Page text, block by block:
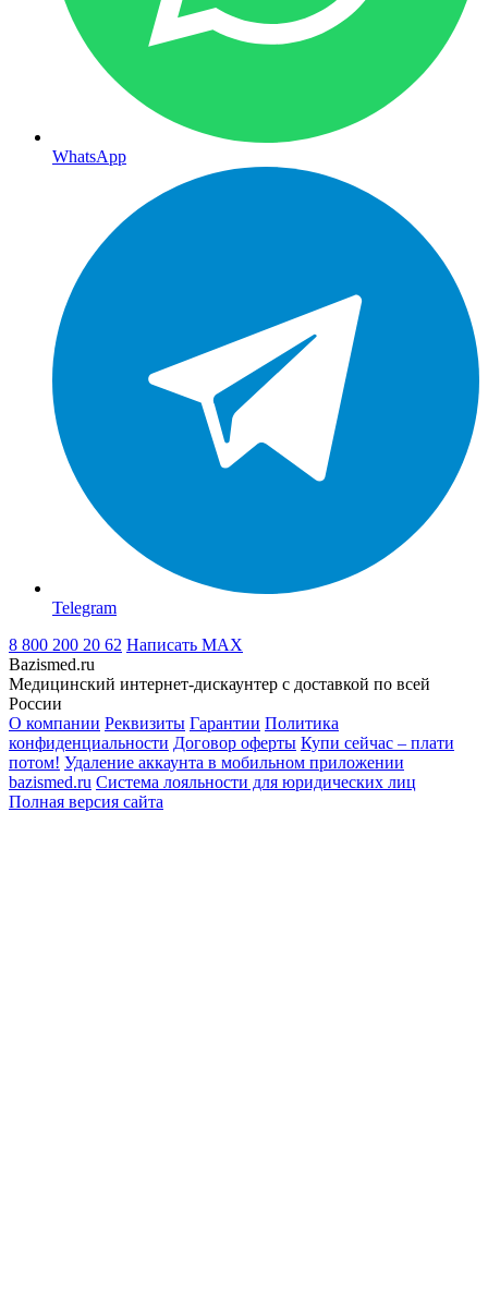
WhatsApp
Telegram
8 800 200 20 62 Написать MAX
Bazismed.ru
Медицинский интернет-дискаунтер с доставкой по всей
России
О компании Реквизиты Гарантии Политика
конфиденциальности Договор оферты Купи сейчас – плати
потом! Удаление аккаунта в мобильном приложении
bazismed.ru Система лояльности для юридических лиц
Полная версия сайта